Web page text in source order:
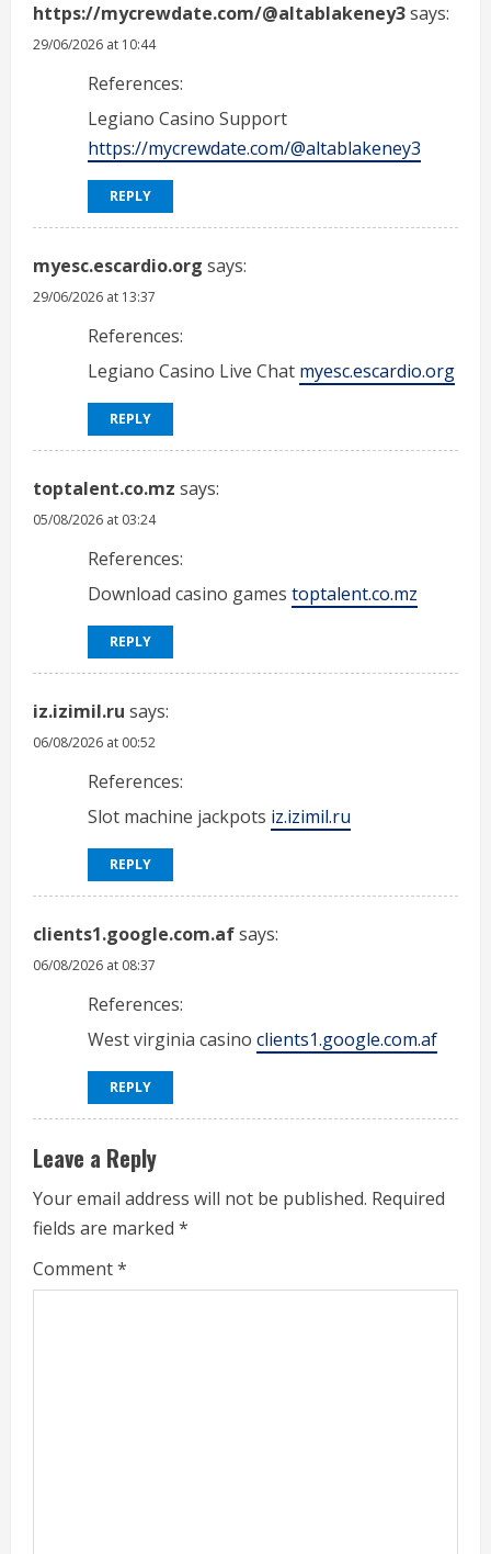
https://mycrewdate.com/@altablakeney3says:
29/06/2026 at 10:44
References:
Legiano Casino Support
https://mycrewdate.com/@altablakeney3
REPLY
myesc.escardio.org says:
29/06/2026 at 13:37
References:
Legiano Casino Live Chat myesc.escardio.org
REPLY
toptalent.co.mz says:
05/08/2026 at 03:24
References:
Download casino games toptalent.co.mz
REPLY
iz.izimil.ru says:
06/08/2026 at 00:52
References:
Slot machine jackpots iz.izimil.ru
REPLY
clients1.google.com.afsays:
06/08/2026 at 08:37
References:
West virginia casino clients1.google.com.af
REPLY
Leave a Reply
Your email address will not be published. Required
fields are marked *
Comment*